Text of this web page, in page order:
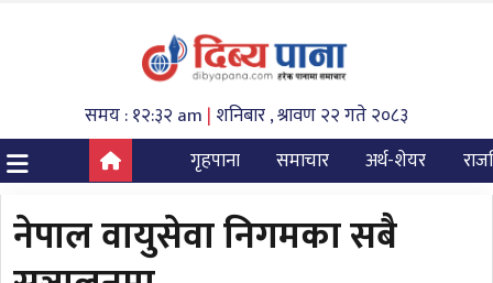
समय : १२:३२ am | शनिबार , श्रावण २२ गते २०८३
गृहपाना
समाचार अर्थ-शेयर
नेपाल वायुसेवा निगमका सबै